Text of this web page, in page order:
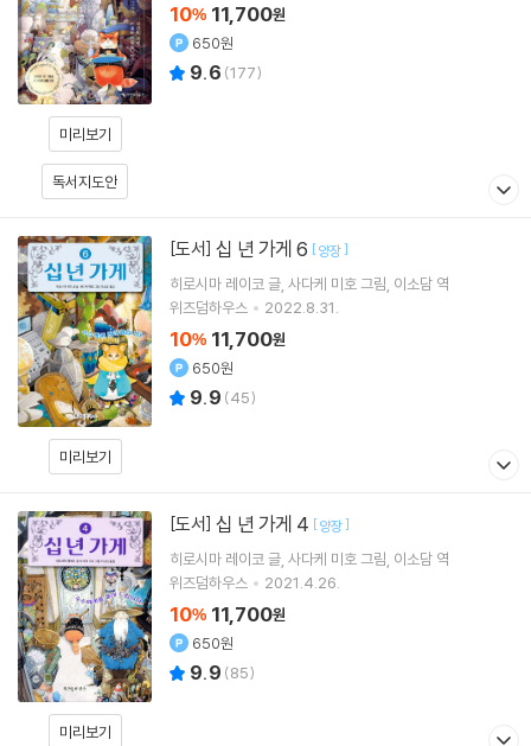
미리보기
독서지도안
10% 11,700원
650원
9.6 (177)
미리보기
[도서] 십 년 가게 6 [양장]
히로시마 레이코 글 사다케 미호그림 이소담 역
위즈덤하우스
2022.8.31.
10% 11,700원
650원
9.9 (45)
미리보기
[도서] 십 년 가게 4 [양장]
히로시마 레이코 글 사다케 미호그림 이소담 역
위즈덤하우스
2021.4.26.
10% 11,700원
650원
9.9 (85)